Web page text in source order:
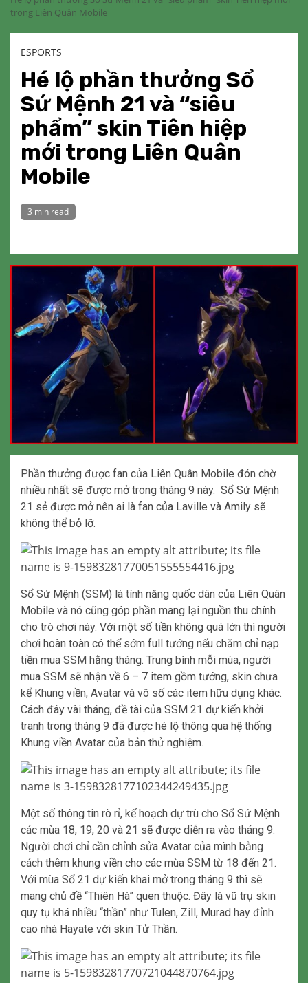
trong Liên Quân Mobile
ESPORTS
Hé lộ phần thưởng Sổ
Sứ Mệnh 21 và “siêu
phẩm” skin Tiên hiệp
mới trong Liên Quân
Mobile
3 min read
Phần thưởng được fan của Liên Quân Mobile đón chờ
nhiều nhất sẽ được mở trong tháng 9 này. Sổ Sứ Mệnh
21 sẻ được mở nên ai là fan của Laville và Amily sẽ
không thể bỏ lỡ.
Sổ Sứ Mệnh (SSM) là tính năng quốc dân của Liên Quân
Mobile và nó cũng góp phần mang lại nguồn thu chính
cho trò chơi này. Với một số tiền không quá lớn thì người
chơi hoàn toàn có thể sớm full tướng nếu chăm chỉ nạp
tiền mua SSM hằng tháng. Trung bình mỗi mùa, người
mua SSM sẽ nhận về 6 – 7 item gồm tướng, skin chưa
kể Khung viền, Avatar và vô số các item hữu dụng khác.
Cách đây vài tháng, đề tài của SSM 21 dự kiến khởi
tranh trong tháng 9 đã được hé lộ thông qua hệ thống
Khung viền Avatar của bản thử nghiệm.
Một số thông tin rò rỉ, kế hoạch dự trù cho Sổ Sứ Mệnh
các mùa 18, 19, 20 và 21 sẽ được diễn ra vào tháng 9.
Người chơi chỉ cần chỉnh sửa Avatar của mình bằng
cách thêm khung viền cho các mùa SSM từ 18 đến 21.
Với mùa Sổ 21 dự kiến khai mở trong tháng 9 thì sẽ
mang chủ đề “Thiên Hà” quen thuộc. Đây là vũ trụ skin
quy tụ khá nhiều “thần” như Tulen, Zill, Murad hay đỉnh
cao nhà Hayate với skin Tử Thần.